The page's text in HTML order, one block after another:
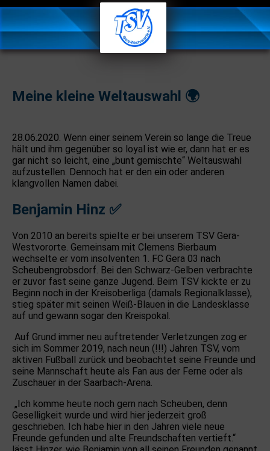
Meine kleine Weltauswahl 🌍
28.06.2020. Wenn einer seinem Verein so lange die Treue
hält und ihm gegenüber so loyal ist wie er, dann hat er es
gar nicht so leicht, eine „bunt gemischte“ Weltauswahl
aufzustellen. Dennoch hat er den ein oder anderen
klangvollen Namen dabei.
Benjamin Hinz ✅
Von 2010 an bereits spielte er bei unserem TSV Gera-
Westvororte. Gemeinsam mit Clemens Bierbaum
wechselte er vom insolventen 1. FC Gera 03 nach
Scheubengrobsdorf. Bei den Schwarz-Gelben verbrachte
er zuvor fast seine ganze Jugend. Beim TSV kickte er zu
Beginn noch in der Kreisoberliga (damals Regionalklasse),
stieg später mit seinen Weiß-Blauen in die Landesklasse
auf und gewann sogar den Kreispokal.
Auf Grund immer neu auftretender Verletzungen zog er
sich im Sommer 2019, nach neun (!!!) Jahren TSV, vom
aktiven Fußball zurück und beobachtet seine Freunde und
seine Mannschaft heute als Fan aus der Ferne oder als
Zuschauer in der Saarbach-Arena.
„Ich komme heute noch gern nach Scheuben, denn
Geselligkeit wurde und wird hier jederzeit groß
geschrieben. Ich habe hier in den Jahren viele neue
Freunde gefunden und alte Freundschaften vertieft.“